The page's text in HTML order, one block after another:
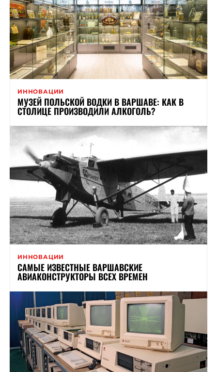
ИННОВАЦИИ
МУЗЕЙ ПОЛЬСКОЙ ВОДКИ В ВАРШАВЕ: КАК В
СТОЛИЦЕ ПРОИЗВОДИЛИ АЛКОГОЛЬ?
ИННОВАЦИИ
САМЫЕ ИЗВЕСТНЫЕ ВАРШАВСКИЕ
АВИАКОНСТРУКТОРЫ ВСЕХ ВРЕМЕН